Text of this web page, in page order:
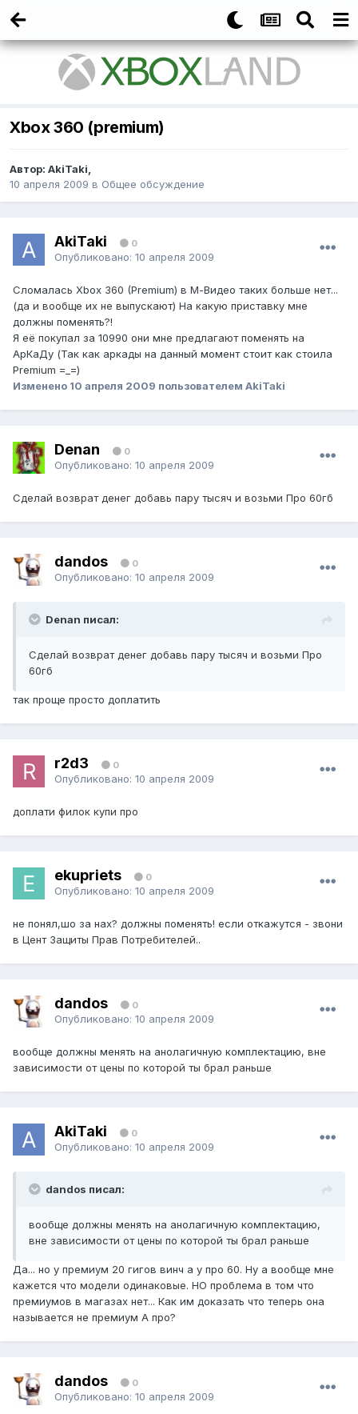
Xbox 360 (premium)
Автор: AkiTaki,
10 апреля 2009 в Общее обсуждение
AkiTaki 0
Опубликовано: 10 апреля 2009
Сломалась Xbox 360 (Premium) в М-Видео таких больше нет...
(да и вообще их не выпускают) На какую приставку мне
должны поменять?!
Я её покупал за 10990 они мне предлагают поменять на
АрКаДу (Так как аркады на данный момент стоит как стоила
Premium =_=)
Изменено 10 апреля 2009 пользователем AkiTaki
Denan 0
Опубликовано: 10 апреля 2009
Сделай возврат денег добавь пару тысяч и возьми Про 60гб
dandos 0
Опубликовано: 10 апреля 2009
Denan писал:
Сделай возврат денег добавь пару тысяч и возьми Про
60гб
так проще просто доплатить
r2d3 0
Опубликовано: 10 апреля 2009
доплати филок купи про
ekupriets 0
Опубликовано: 10 апреля 2009
не понял,шо за нах? должны поменять! если откажутся - звони
в Цент Защиты Прав Потребителей..
dandos 0
Опубликовано: 10 апреля 2009
вообще должны менять на анолагичную комплектацию, вне
зависимости от цены по которой ты брал раньше
AkiTaki 0
Опубликовано: 10 апреля 2009
dandos писал:
вообще должны менять на анолагичную комплектацию,
вне зависимости от цены по которой ты брал раньше
Да... но у премиум 20 гигов винч а у про 60. Ну а вообще мне
кажется что модели одинаковые. НО проблема в том что
премиумов в магазах нет... Как им доказать что теперь она
называется не премиум А про?
dandos 0
Опубликовано: 10 апреля 2009